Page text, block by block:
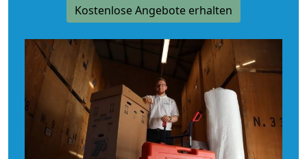
Kostenlose Angebote erhalten